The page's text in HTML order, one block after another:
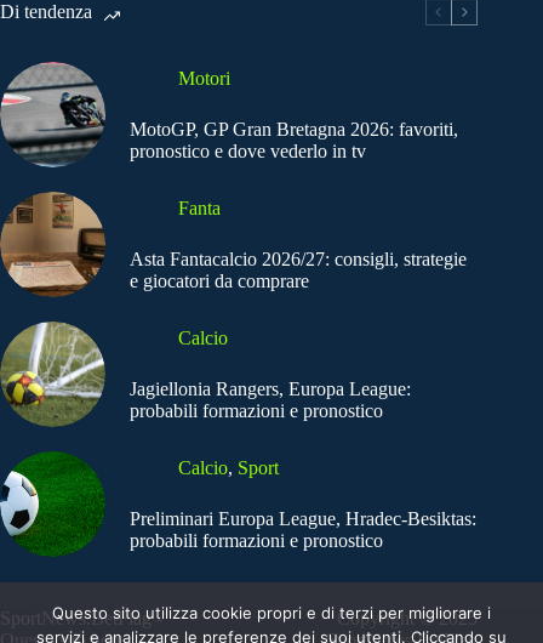
Di tendenza
Motori
MotoGP, GP Gran Bretagna 2026: favoriti,
pronostico e dove vederlo in tv
Fanta
Asta Fantacalcio 2026/27: consigli, strategie
e giocatori da comprare
Calcio
Jagiellonia Rangers, Europa League:
probabili formazioni e pronostico
Calcio, Sport
Preliminari Europa League, Hradec-Besiktas:
probabili formazioni e pronostico
SportNews.BetFlag -
Copyright © 2025
Questo sito utilizza cookie propri e di terzi per migliorare i
servizi e analizzare le preferenze dei suoi utenti. Cliccando su